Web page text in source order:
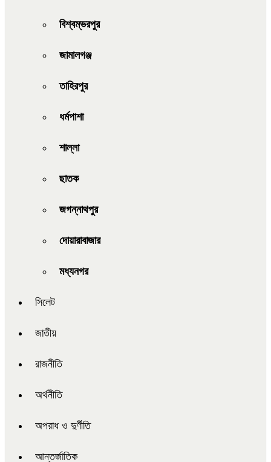
বিশ্বম্ভরপুর
জামালগঞ্জ
তাহিরপুর
ধর্মপাশা
শাল্লা
ছাতক
জগন্নাথপুর
দোয়ারাবাজার
মধ্যনগর
সিলেট
জাতীয়
রাজনীতি
অর্থনীতি
অপরাধ ও দুর্ণীতি
আন্তর্জাতিক